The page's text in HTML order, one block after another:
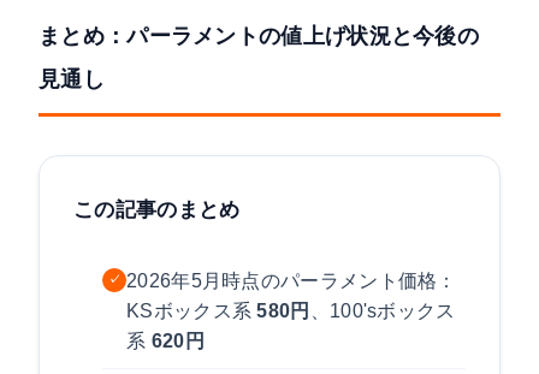
まとめ：パーラメントの値上げ状況と今後の
見通し
この記事のまとめ
✓
2026年5月時点のパーラメント価格：
KSボックス系580円
、100'sボックス
系 620円